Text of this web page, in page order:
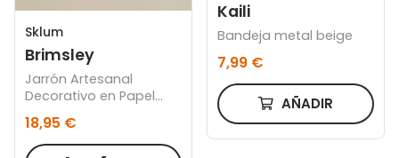
Sklum
Brimsley
Jarrón Artesanal
Decorativo en Papel
Maché Brimsley
18,95 €
Kaili
Bandeja metal beige
7,99 €
AÑADIR